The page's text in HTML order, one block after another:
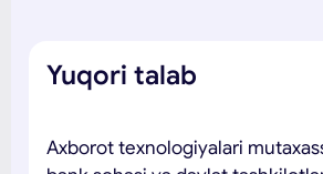
Yuqori talab
Axborot texnologiyalari